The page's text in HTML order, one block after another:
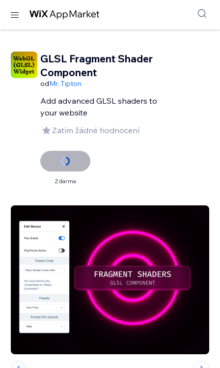
GLSL Fragment Shader
Component
odMr. Tipton
Add advanced GLSL shaders to
your website
Zatím žádné hodnocení
Zdarma